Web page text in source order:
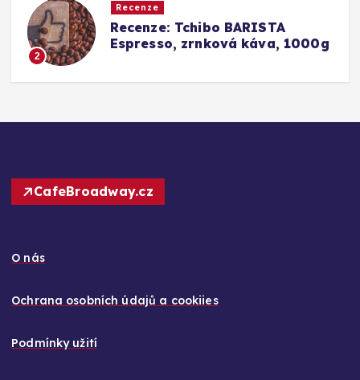
BARISTA
káva, 1000g
Srovnání a
Barista Caffè
CafeBroadway.cz
O nás
Ochrana osobních údajů a cookiies
Podmínky užití